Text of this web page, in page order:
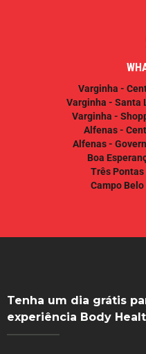
Varginha -
Varginha - Santa
Varginha -
Alfenas -
Alfenas -
Boa
Três Pontas
Campo Belo
Tenha um dia grátis
experiência Body